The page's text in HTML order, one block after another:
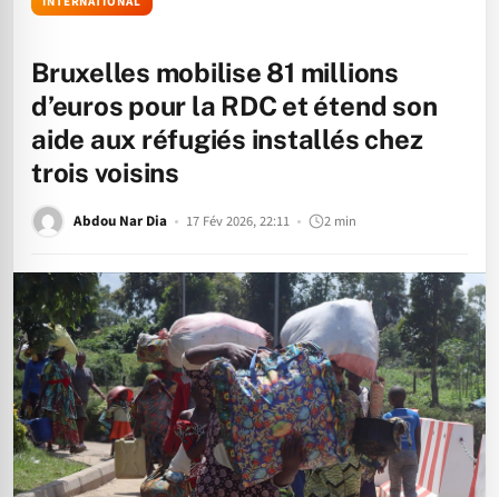
Bruxelles mobilise 81 millions
d’euros pour la RDC et étend son
aide aux réfugiés installés chez
trois voisins
Abdou Nar Dia 17 Fév 2026, 22:11 2 min